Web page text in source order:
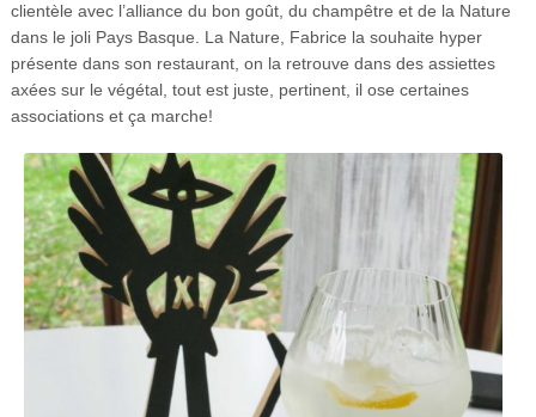
clientèle avec l’alliance du bon goût, du champêtre et de la Nature
dans le joli Pays Basque. La Nature, Fabrice la souhaite hyper
présente dans son restaurant, on la retrouve dans des assiettes
axées sur le végétal, tout est juste, pertinent, il ose certaines
associations et ça marche!